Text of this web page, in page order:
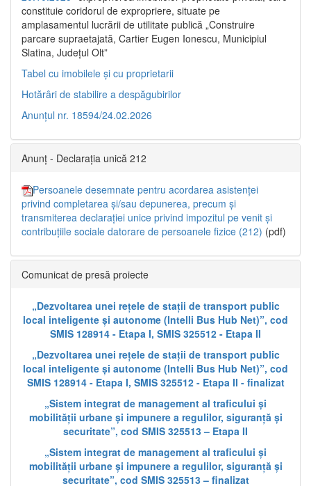
constituie coridorul de expropriere, situate pe
amplasamentul lucrării de utilitate publică „Construire
parcare supraetajată, Cartier Eugen Ionescu, Municipiul
Slatina, Județul Olt”
Tabel cu imobilele și cu proprietarii
Hotărâri de stabilire a despăgubirilor
Anunțul nr. 18594/24.02.2026
Anunț - Declarația unică 212
Persoanele desemnate pentru acordarea asistenței
privind completarea și/sau depunerea, precum și
transmiterea declarației unice privind impozitul pe venit și
contribuțiile sociale datorare de persoanele fizice (212) (pdf)
Comunicat de presă proiecte
„Dezvoltarea unei rețele de stații de transport public
local inteligente și autonome (Intelli Bus Hub Net)”, cod
SMIS 128914 - Etapa I, SMIS 325512 - Etapa II
„Dezvoltarea unei rețele de stații de transport public
local inteligente și autonome (Intelli Bus Hub Net)”, cod
SMIS 128914 - Etapa I, SMIS 325512 - Etapa II - finalizat
„Sistem integrat de management al traficului și
mobilității urbane și impunere a regulilor, siguranță și
securitate”, cod SMIS 325513 – Etapa II
„Sistem integrat de management al traficului și
mobilității urbane și impunere a regulilor, siguranță și
securitate”, cod SMIS 325513 – finalizat